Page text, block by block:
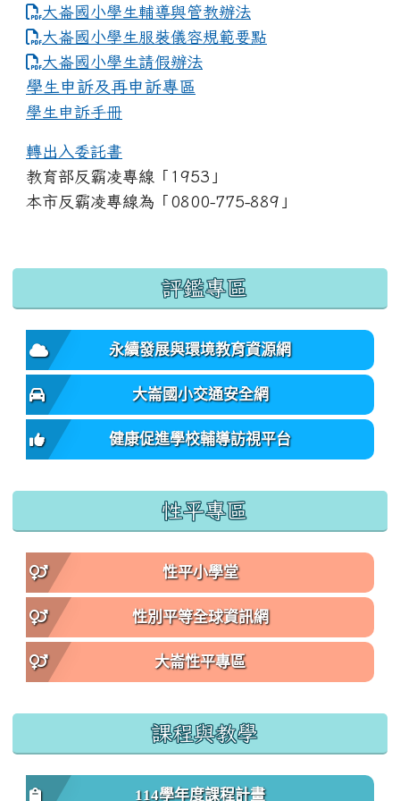
大崙國小學生輔導與管教辦法
大崙國小學生服裝儀容規範要點
link to https://www.dles.tyc.edu.tw/uploads/
大崙國小學生請假辦法
學生申訴及再申訴專區
學生申訴手冊
轉出入委託書
教育部反霸凌專線「1953」
本市反霸凌專線為「0800-775-889」
:::
評鑑專區
永續發展與環境教育資源網
大崙國小交通安全網
健康促進學校輔導訪視平台
性平專區
性平小學堂
性別平等全球資訊網
大崙性平專區
課程與教學
114學年度課程計畫